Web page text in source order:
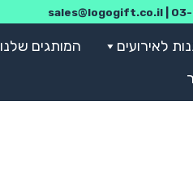
03-
|
sales@logogift.co.il
לאירועים
המותגים שלנו